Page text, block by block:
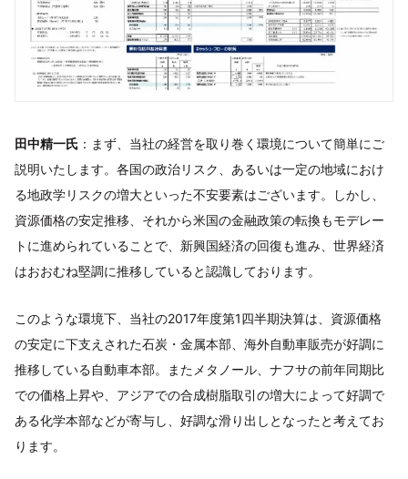
田中精一氏 ：まず、当社の経営を取り巻く環境について簡単にご
説明いたします。各国の政治リスク、あるいは一定の地域におけ
る地政学リスクの増大といった不安要素はございます。しかし、
資源価格の安定推移、それから米国の金融政策の転換もモデレー
トに進められていることで、新興国経済の回復も進み、世界経済
はおおむね堅調に推移していると認識しております。
このような環境下、当社の2017年度第1四半期決算は、資源価格
の安定に下支えされた石炭・金属本部、海外自動車販売が好調に
推移している自動車本部。またメタノール、ナフサの前年同期比
での価格上昇や、アジアでの合成樹脂取引の増大によって好調で
ある化学本部などが寄与し、好調な滑り出しとなったと考えてお
ります。